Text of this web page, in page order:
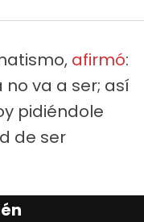
afirmó:
no va a ser; así
pidiéndole
de ser